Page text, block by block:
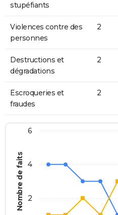
stupéfiants
Violences contre des
personnes
2
Destructions et
dégradations
2
Escroqueries et
fraudes
2
Nombre de faits 2
4
6